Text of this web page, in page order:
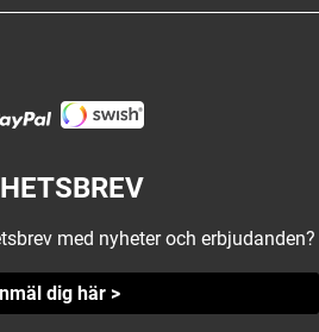
med nyheter och erbjudanden?
dig här >